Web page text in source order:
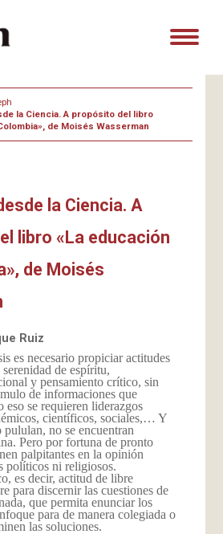
la Ciencia. A propósito del libro
de Moisés Wasserman
la Ciencia. A
libro «La educación
de Moisés
Ruiz
es necesario propiciar actitudes
de espíritu,
y pensamiento crítico, sin
de informaciones que
eso se requieren liderazgos
científicos, sociales,… Y
pululan, no se encuentran
Pero por fortuna de pronto
palpitantes en la opinión
políticos ni religiosos.
es decir, actitud de libre
para discernir las cuestiones de
que permita enunciar los
para de manera colegiada o
las soluciones.